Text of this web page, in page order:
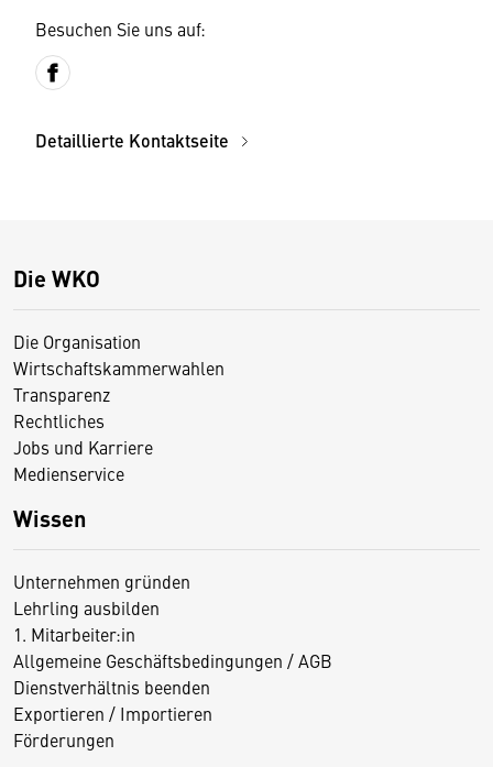
Besuchen Sie uns auf:
Detaillierte Kontaktseite
Die WKO
Die Organisation
Wirtschaftskammerwahlen
Transparenz
Rechtliches
Jobs und Karriere
Medienservice
Wissen
Unternehmen gründen
Lehrling ausbilden
1. Mitarbeiter:in
Allgemeine Geschäftsbedingungen / AGB
Dienstverhältnis beenden
Exportieren / Importieren
Förderungen